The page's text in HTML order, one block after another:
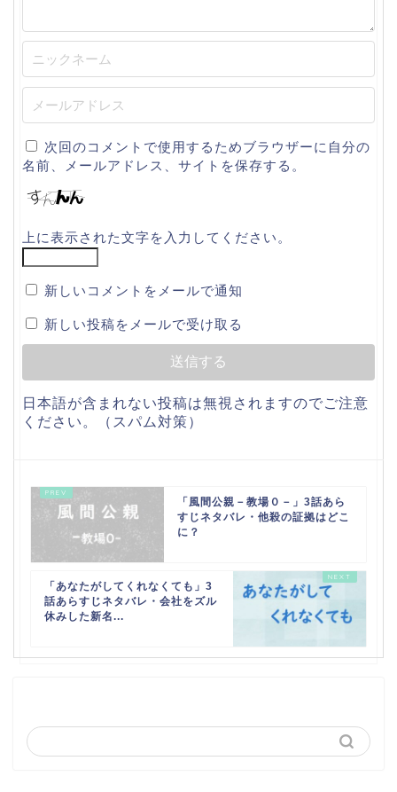
次回のコメントで使用するためブラウザーに自分の
名前、メールアドレス、サイトを保存する。
上に表示された文字を入力してください。
新しいコメントをメールで通知
新しい投稿をメールで受け取る
日本語が含まれない投稿は無視されますのでご注意
ください。（スパム対策）
「風間公親－教場０－」3話あら
すじネタバレ・他殺の証拠はどこ
に？
「あなたがしてくれなくても」3
話あらすじネタバレ・会社をズル
休みした新名...